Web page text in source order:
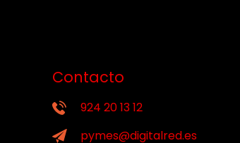
Contacto
924 20 13 12
pymes@digitalred.es